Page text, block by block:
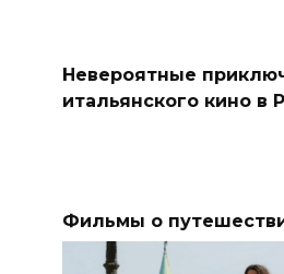
Невероятные
итальянского кино в
Фильмы о